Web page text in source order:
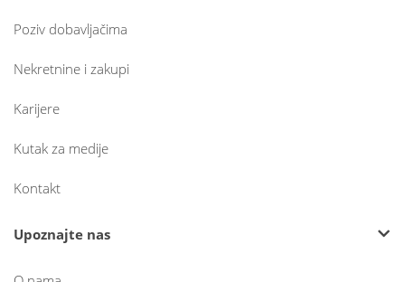
Poziv dobavljačima
Nekretnine i zakupi
Karijere
Kutak za medije
Kontakt
Upoznajte nas